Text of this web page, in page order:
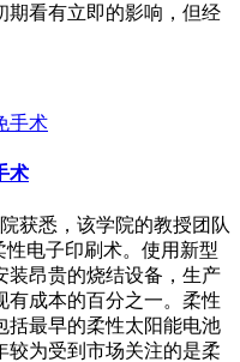
期看有立即的影响，但经
术
获悉，该学院的教授团队
性电子印刷术。使用新型
装昂贵的烧结设备，生产
有成本的百分之一。柔性
括最早的柔性太阳能电池
较为受到市场关注的是柔